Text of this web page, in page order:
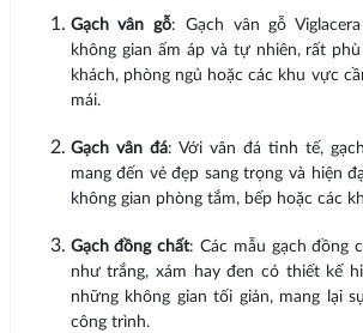
Gạch vân gỗ: Gạch vân gỗ
không gian ấm áp và tự nhiên, rất
khách, phòng ngủ hoặc các khu vực
mái.
Gạch vân đá: Với vân đá tinh tế,
mang đến vẻ đẹp sang trọng và hiện
không gian phòng tắm, bếp hoặc các
Gạch đồng chất: Các mẫu gạch đồng
như trắng, xám hay đen có thiết kế
những không gian tối giản, mang lại
công trình.